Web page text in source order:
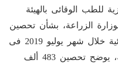
للطب الوقائى بالهيئة
الزراعة، بشأن تحصين
الماشية ضد الأمراض الوبائية خلال شهر يوليو 2019 فى
جميع محافظات الجمهورية، يوضح تحصين 483 ألف